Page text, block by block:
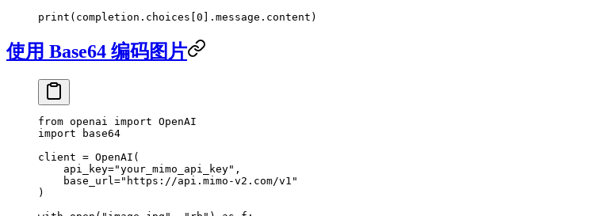
print (completion.choices[0 ].message.content)
使用 Base64 编码图片
from openai import OpenAI
import base64
client = OpenAI(
    api_key
="your_mimo_api_key" ,
    base_url
="https://api.mimo-v2.com/v1"
)